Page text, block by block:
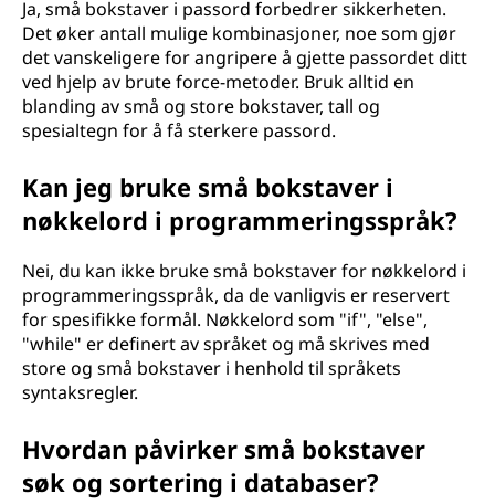
Ja, små bokstaver i passord forbedrer sikkerheten.
Det øker antall mulige kombinasjoner, noe som gjør
det vanskeligere for angripere å gjette passordet ditt
ved hjelp av brute force-metoder. Bruk alltid en
blanding av små og store bokstaver, tall og
spesialtegn for å få sterkere passord.
Kan jeg bruke små bokstaver i
nøkkelord i programmeringsspråk?
Nei, du kan ikke bruke små bokstaver for nøkkelord i
programmeringsspråk, da de vanligvis er reservert
for spesifikke formål. Nøkkelord som "if", "else",
"while" er definert av språket og må skrives med
store og små bokstaver i henhold til språkets
syntaksregler.
Hvordan påvirker små bokstaver
søk og sortering i databaser?